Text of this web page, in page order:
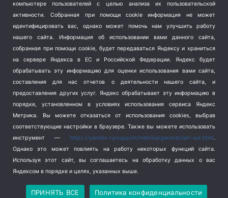
Туризм (178)
Флот (76)
Школа и спорт (2)
Экология (8)
Экономика (1172)
Copyright © 2026
Политика конфиденциальности
компьютере пользователей с целью анализа их пользовательской
активности.
Собранная при помощи cookie информация не может
идентифицировать вас, однако может помочь нам улучшить работу
нашего сайта. Информация об использовании вами данного сайта,
собранная при помощи cookie, будет передаваться Яндексу и храниться
на сервере Яндекса в ЕС и Российской Федерации. Яндекс будет
обрабатывать эту информацию для оценки использования вами сайта,
составления для нас отчетов о деятельности нашего сайта, и
предоставления других услуг. Яндекс обрабатывает эту информацию в
порядке, установленном в условиях использования сервиса Яндекс
Метрика.
Вы можете отказаться от использования cookies, выбрав
соответствующие настройки в браузере. Также вы можете использовать
инструмент — https://yandex.ru/support/metrika/general/opt-out.html.
Однако это может повлиять на работу некоторых функций сайта.
Используя этот сайт, вы соглашаетесь на обработку данных о вас
Яндексом в порядке и целях, указанных выше.
ПРИНЯТЬ ВСЕ Политика конфиденциальности